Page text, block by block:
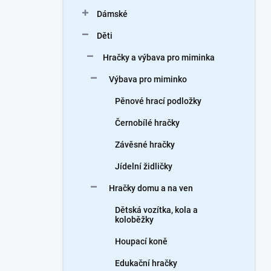
Dámské
Děti
Hračky a výbava pro miminka
Výbava pro miminko
Pěnové hrací podložky
Černobílé hračky
Závěsné hračky
Jídelní židličky
Hračky domu a na ven
Dětská vozítka, kola a
koloběžky
Houpací koně
Edukační hračky